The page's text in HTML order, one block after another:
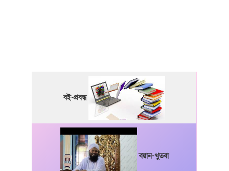
বই-প্রবন্ধ
বয়ান-খুতবা